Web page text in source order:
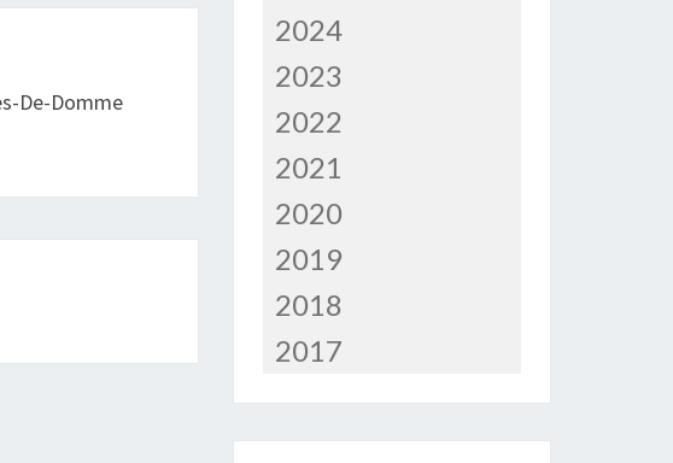
De-Domme
2024
2023
2022
2021
2020
2019
2018
2017